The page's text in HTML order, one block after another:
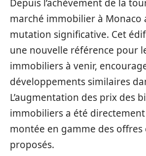
Depuis l’achèvement de la
marché immobilier à Monaco
mutation significative. Cet
une nouvelle référence pour
immobiliers à venir,
développements similaires
L’augmentation des prix des
immobiliers a été
montée en gamme des offres
proposés.